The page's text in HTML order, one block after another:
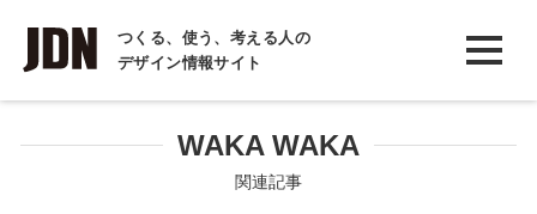
つくる、使う、考える人の
デザイン情報サイト
INTERVIEW
インタビュー
REPORTWAKA WAKA
関連記事